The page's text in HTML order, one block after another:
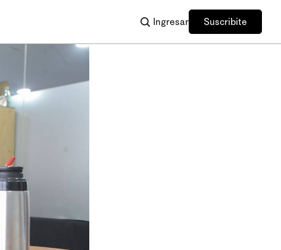
Ingresar Suscribite